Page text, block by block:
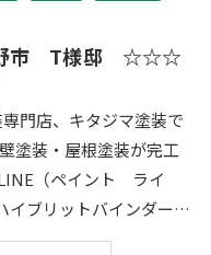
野市 T様邸 ☆☆☆
門店、キタジマ塗装で